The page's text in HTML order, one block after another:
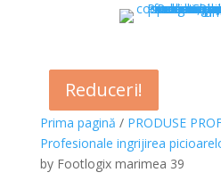
Prima pagină / PRODUSE
Profesionale ingrijirea
by Footlogix marimea 39
Reduceri!
Reduceri!